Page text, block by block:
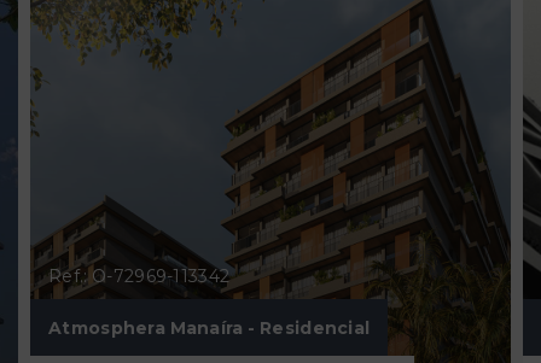
Ref.: O-72969-113342
Atmosphera Manaíra - Residencial